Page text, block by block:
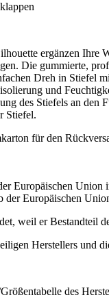
ergänzen Ihre
Die gummierte,
Dreh in Stiefel
und
des Stiefels an den
Stiefel.
für den
Europäischen
der Europäischen
weil er Bestandteil
Herstellers und
des